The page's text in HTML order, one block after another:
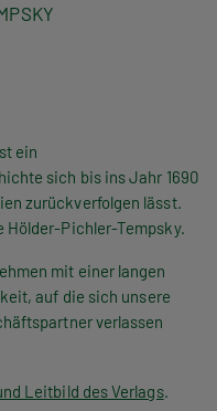
ein
sich bis ins Jahr 1690
zurückverfolgen lässt.
Hölder-Pichler-Tempsky.
mit einer langen
auf die sich unsere
verlassen
Leitbild des Verlags.